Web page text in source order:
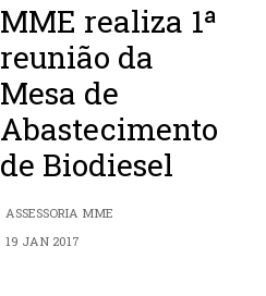
MME realiza 1ª
reunião da
Mesa de
Abastecimento
de Biodiesel
ASSESSORIA MME
19 JAN 2017